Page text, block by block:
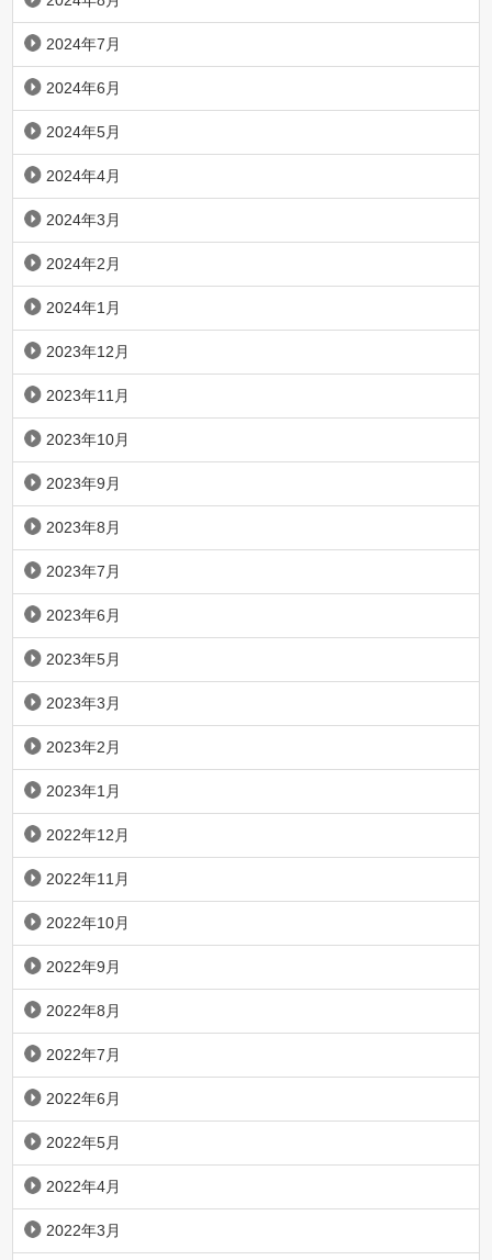
2024年7月
2024年6月
2024年5月
2024年4月
2024年3月
2024年2月
2024年1月
2023年12月
2023年11月
2023年10月
2023年9月
2023年8月
2023年7月
2023年6月
2023年5月
2023年3月
2023年2月
2023年1月
2022年12月
2022年11月
2022年10月
2022年9月
2022年8月
2022年7月
2022年6月
2022年5月
2022年4月
2022年3月